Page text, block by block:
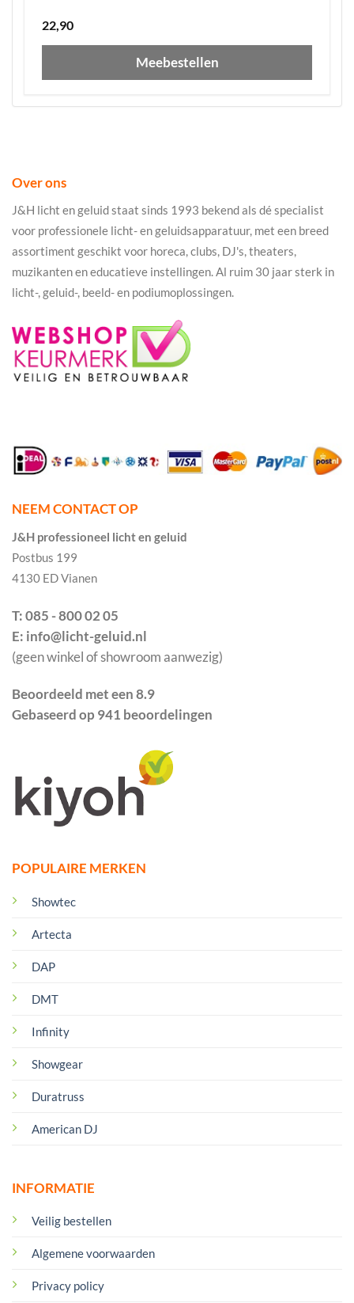
22,90
Meebestellen
Over ons
J&H licht en geluid staat sinds 1993 bekend als dé specialist
voor professionele licht- en geluidsapparatuur, met een breed
assortiment geschikt voor horeca, clubs, DJ's, theaters,
muzikanten en educatieve instellingen. Al ruim 30 jaar sterk in
licht-, geluid-, beeld- en podiumoplossingen.
POPULAIRE MERKEN
Showtec
Artecta
DAP
DMT
Infinity
Showgear
Duratruss
American DJ
INFORMATIE
Veilig bestellen
Algemene voorwaarden
Privacy policy
NEEM CONTACT OP
J&H professioneel licht en geluid
Postbus 199
4130 ED Vianen
T: 085 - 800 02 05
E: info@licht-geluid.nl
(geen winkel of showroom aanwezig)
Beoordeeld met een 8.9
Gebaseerd op 941 beoordelingen